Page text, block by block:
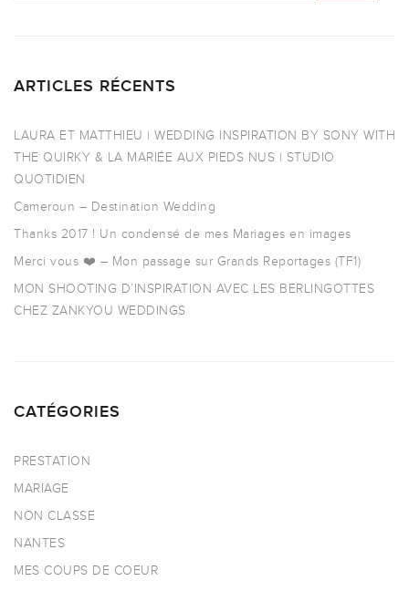
ARTICLES RÉCENTS
LAURA ET MATTHIEU | WEDDING INSPIRATION BY SONY WITH
THE QUIRKY & LA MARIÉE AUX PIEDS NUS | STUDIO
QUOTIDIEN
Cameroun – Destination Wedding
Thanks 2017 ! Un condensé de mes Mariages en images
Merci vous ❤️ – Mon passage sur Grands Reportages (TF1)
MON SHOOTING D’INSPIRATION AVEC LES BERLINGOTTES
CHEZ ZANKYOU WEDDINGS
CATÉGORIES
PRESTATION
MARIAGE
NON CLASSE
NANTES
MES COUPS DE COEUR